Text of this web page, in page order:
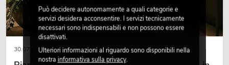
30.07.2026
Può decidere autonomamente a quali categorie e
servizi desidera acconsentire. I servizi tecnicamente
necessari sono indispensabili e non possono essere
disattivati.
Ulteriori informazioni al riguardo sono disponibili nella
nostra informativa sulla privacy.